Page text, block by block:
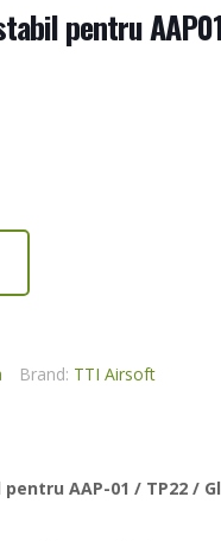
pentru
Brand: TTI Airsoft
AAP-01 / TP22 /